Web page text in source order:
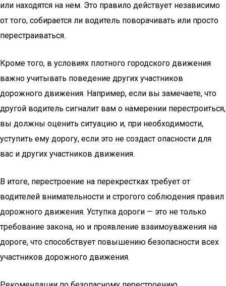
или находятся на нем. Это правило действует независимо
от того, собирается ли водитель поворачивать или просто
перестраиваться.
Кроме того, в условиях плотного городского движения
важно учитывать поведение других участников
дорожного движения. Например, если вы замечаете, что
другой водитель сигналит вам о намерении перестроиться,
вы должны оценить ситуацию и, при необходимости,
уступить ему дорогу, если это не создаст опасности для
вас и других участников движения.
В итоге, перестроение на перекрестках требует от
водителей внимательности и строгого соблюдения правил
дорожного движения. Уступка дороги — это не только
требование закона, но и проявление взаимоуважения на
дороге, что способствует повышению безопасности всех
участников дорожного движения.